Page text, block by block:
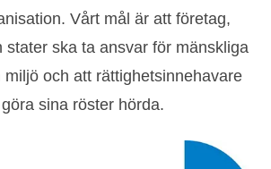
Vårt mål är att företag,
stater ska ta ansvar för mänskliga
miljö och att rättighetsinnehavare
sina röster hörda.